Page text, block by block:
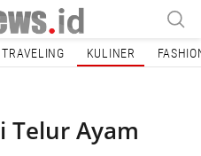
TRAVELING KULINER
Telur Ayam